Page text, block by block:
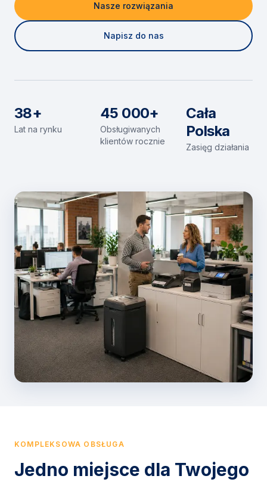
Nasze rozwiązania
Napisz do nas
38+
Lat na rynku
45 000+
Obsługiwanych
klientów rocznie
Cała
Polska
Zasięg działania
KOMPLEKSOWA OBSŁUGA
Jedno miejsce dla Twojego